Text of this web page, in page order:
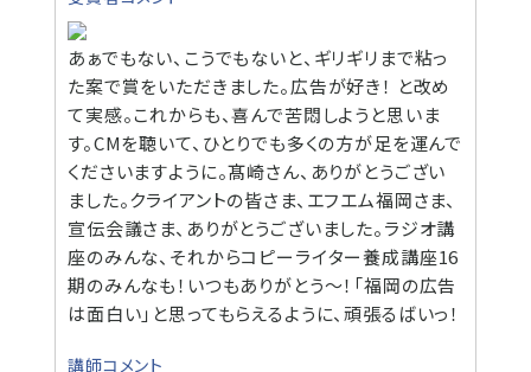
あぁでもない、こうでもないと、ギリギリまで粘っ
た案で賞をいただきました。広告が好き！ と改め
て実感。これからも、喜んで苦悶しようと思いま
す。CMを聴いて、ひとりでも多くの方が足を運んで
くださいますように。髙崎さん、ありがとうござい
ました。クライアントの皆さま、エフエム福岡さま、
宣伝会議さま、ありがとうございました。ラジオ講
座のみんな、それからコピーライター養成講座16
期のみんなも！いつもありがとう～！「福岡の広告
は面白い」と思ってもらえるように、頑張るばいっ！
講師コメント